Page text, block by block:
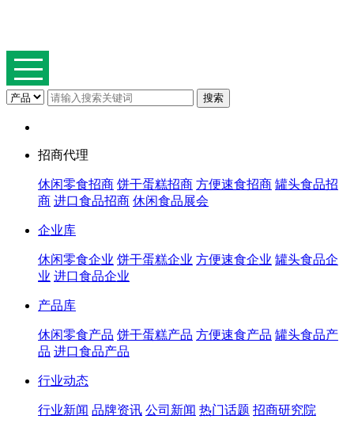
招商代理
休闲零食招商 饼干蛋糕招商 方便速食招商 罐头食品招
商 进口食品招商 休闲食品展会
企业库
休闲零食企业 饼干蛋糕企业 方便速食企业 罐头食品企
业 进口食品企业
产品库
休闲零食产品 饼干蛋糕产品 方便速食产品 罐头食品产
品 进口食品产品
行业动态
行业新闻 品牌资讯 公司新闻 热门话题 招商研究院